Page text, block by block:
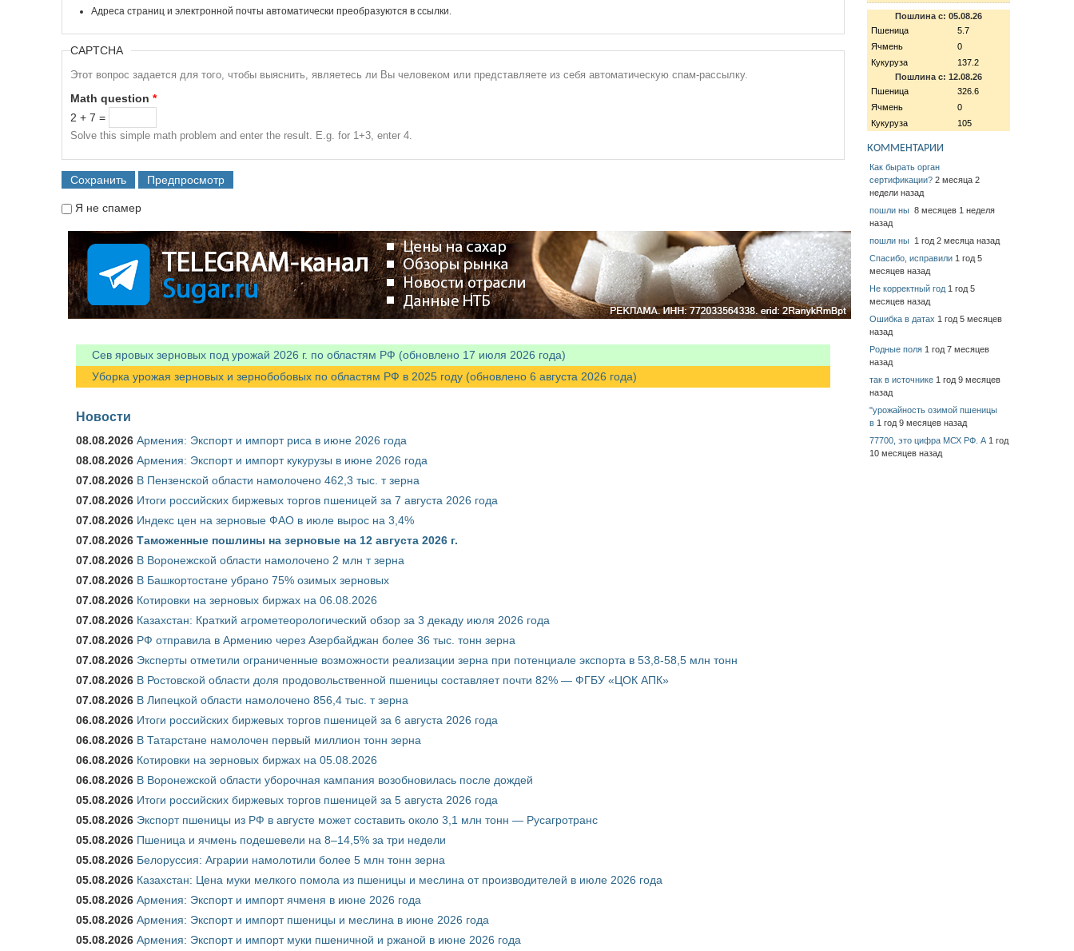
Адреса страниц и электронной почты автоматически преобразуются в ссылки.
CAPTCHA
Этот вопрос задается для того, чтобы выяснить, являетесь ли Вы человеком или представляете из себя автоматическую спам-рассылку.
Math question *
2 + 7 =
Solve this simple math problem and enter the result. E.g. for 1+3, enter 4.
Я не спамер
Сев яровых зерновых под урожай 2026 г. по областям РФ (обновлено 17 июля 2026 года)
Уборка урожая зерновых и зернобобовых по областям РФ в 2025 году (обновлено 6 августа 2026 года)
Новости
08.08.2026 Армения: Экспорт и импорт риса в июне 2026 года
08.08.2026 Армения: Экспорт и импорт кукурузы в июне 2026 года
07.08.2026 В Пензенской области намолочено 462,3 тыс. т зерна
07.08.2026 Итоги российских биржевых торгов пшеницей за 7 августа 2026 года
07.08.2026 Индекс цен на зерновые ФАО в июле вырос на 3,4%
07.08.2026 Таможенные пошлины на зерновые на 12 августа 2026 г.
07.08.2026 В Воронежской области намолочено 2 млн т зерна
07.08.2026 В Башкортостане убрано 75% озимых зерновых
07.08.2026 Котировки на зерновых биржах на 06.08.2026
07.08.2026 Казахстан: Краткий агрометеорологический обзор за 3 декаду июля 2026 года
07.08.2026 РФ отправила в Армению через Азербайджан более 36 тыс. тонн зерна
07.08.2026 Эксперты отметили ограниченные возможности реализации зерна при потенциале экспорта в 53,8-58,5 млн тонн
07.08.2026 В Ростовской области доля продовольственной пшеницы составляет почти 82% — ФГБУ «ЦОК АПК»
07.08.2026 В Липецкой области намолочено 856,4 тыс. т зерна
06.08.2026 Итоги российских биржевых торгов пшеницей за 6 августа 2026 года
06.08.2026 В Татарстане намолочен первый миллион тонн зерна
06.08.2026 Котировки на зерновых биржах на 05.08.2026
06.08.2026 В Воронежской области уборочная кампания возобновилась после дождей
05.08.2026 Итоги российских биржевых торгов пшеницей за 5 августа 2026 года
05.08.2026 Экспорт пшеницы из РФ в августе может составить около 3,1 млн тонн — Русагротранс
05.08.2026 Пшеница и ячмень подешевели на 8–14,5% за три недели
05.08.2026 Белоруссия: Аграрии намолотили более 5 млн тонн зерна
05.08.2026 Казахстан: Цена муки мелкого помола из пшеницы и меслина от производителей в июле 2026 года
05.08.2026 Армения: Экспорт и импорт ячменя в июне 2026 года
05.08.2026 Армения: Экспорт и импорт пшеницы и меслина в июне 2026 года
05.08.2026 Армения: Экспорт и импорт муки пшеничной и ржаной в июне 2026 года
Пошлина с: 05.08.26
Пшеница
5.7
Ячмень
0
Кукуруза
137.2
Пошлина с: 12.08.26
Пшеница
326.6
Ячмень
0
Кукуруза
105
КОММЕНТАРИИ
Как бырать орган
сертификации? 2 месяца 2
недели назад
пошли ны 8 месяцев 1 неделя
назад
пошли ны 1 год 2 месяца назад
Спасибо, исправили 1 год 5
месяцев назад
Не корректный год 1 год 5
месяцев назад
Ошибка в датах 1 год 5 месяцев
назад
Родные поля 1 год 7 месяцев
назад
так в источнике 1 год 9 месяцев
назад
"урожайность озимой пшеницы
в 1 год 9 месяцев назад
77700, это цифра МСХ РФ. А 1 год
10 месяцев назад